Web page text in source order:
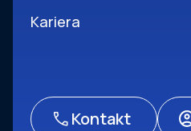
Kariera
Kontakt